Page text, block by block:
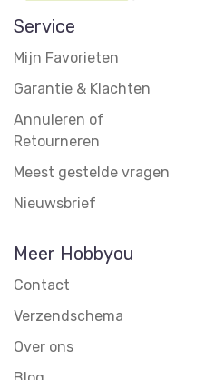
Service
Mijn Favorieten
Garantie & Klachten
Annuleren of
Retourneren
Meest gestelde vragen
Nieuwsbrief
Meer Hobbyou
Contact
Verzendschema
Over ons